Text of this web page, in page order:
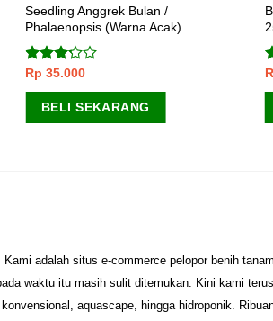
Seedling Anggrek Bulan /
Phalaenopsis (Warna Acak)
Dinilai
dari 5
Rp 35.000
BELI SEKARANG
adalah situs e-commerce pelopor benih
waktu itu masih sulit ditemukan. Kini kami
aquascape, hingga hidroponik.